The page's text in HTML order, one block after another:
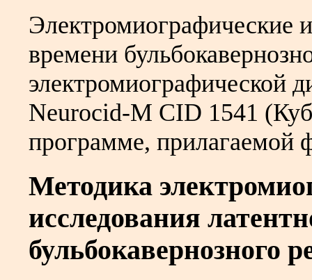
Электромиографические
времени
электромиографической
Neurocid-M CID 1541
программе, прилагаемой
Методика
исследования
бульбокавернозного